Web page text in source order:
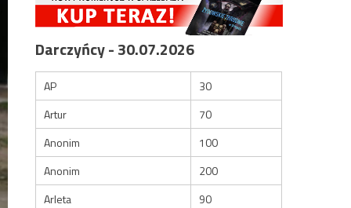
Darczyńcy - 30.07.2026
AP
30
Artur
70
Anonim
100
Anonim
200
Arleta
90